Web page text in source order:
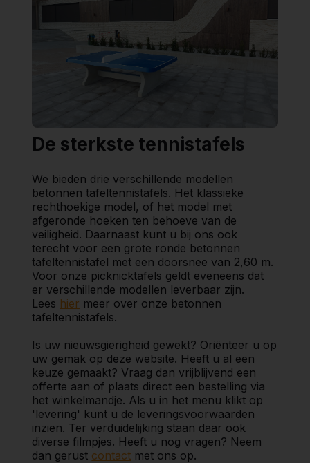
De sterkste tennistafels
We bieden drie verschillende modellen
betonnen tafeltennistafels. Het klassieke
rechthoekige model, of het model met
afgeronde hoeken ten behoeve van de
veiligheid. Daarnaast kunt u bij ons ook
terecht voor een grote ronde betonnen
tafeltennistafel met een doorsnee van 2,60 m.
Voor onze picknicktafels geldt eveneens dat
er verschillende modellen leverbaar zijn.
Lees hier meer over onze betonnen
tafeltennistafels.
Is uw nieuwsgierigheid gewekt? Oriënteer u op
uw gemak op deze website. Heeft u al een
keuze gemaakt? Vraag dan vrijblijvend een
offerte aan of plaats direct een bestelling via
het winkelmandje. Als u in het menu klikt op
'levering' kunt u de leveringsvoorwaarden
inzien. Ter verduidelijking staan daar ook
diverse filmpjes. Heeft u nog vragen? Neem
dan gerust contact met ons op.